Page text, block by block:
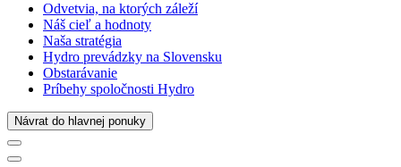
Odvetvia, na ktorých záleží
Náš cieľ a hodnoty
Naša stratégia
Hydro prevádzky na Slovensku
Obstarávanie
Príbehy spoločnosti Hydro
Návrat do hlavnej ponuky